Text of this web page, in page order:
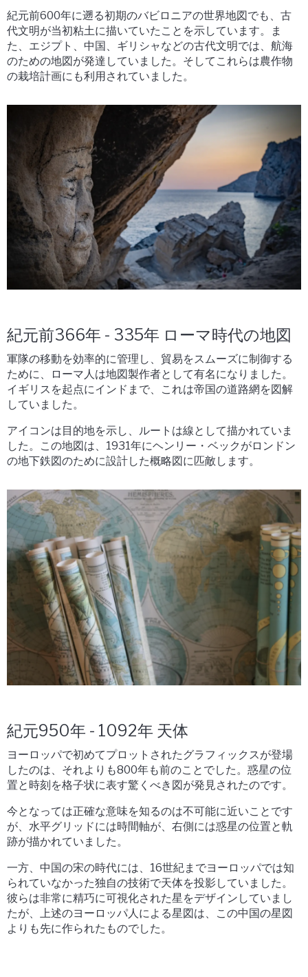
紀元前600年に遡る初期のバビロニアの世界地図でも、古
代文明が当初粘土に描いていたことを示しています。ま
た、エジプト、中国、ギリシャなどの古代文明では、航海
のための地図が発達していました。そしてこれらは農作物
の栽培計画にも利用されていました。
紀元前366年 - 335年 ローマ時代の地図
軍隊の移動を効率的に管理し、貿易をスムーズに制御する
ために、ローマ人は地図製作者として有名になりました。
イギリスを起点にインドまで、これは帝国の道路網を図解
していました。
アイコンは目的地を示し、ルートは線として描かれていま
した。この地図は、1931年にヘンリー・ベックがロンドン
の地下鉄図のために設計した概略図に匹敵します。
紀元950年 - 1092年 天体
ヨーロッパで初めてプロットされたグラフィックスが登場
したのは、それよりも800年も前のことでした。惑星の位
置と時刻を格子状に表す驚くべき図が発見されたのです。
今となっては正確な意味を知るのは不可能に近いことです
が、水平グリッドには時間軸が、右側には惑星の位置と軌
跡が描かれていました。
一方、中国の宋の時代には、16世紀までヨーロッパでは知
られていなかった独自の技術で天体を投影していました。
彼らは非常に精巧に可視化された星をデザインしていまし
たが、上述のヨーロッパ人による星図は、この中国の星図
よりも先に作られたものでした。